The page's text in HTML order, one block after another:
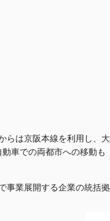
らは京阪本線を利用し、大
車での両都市への移動も
事業展開する企業の統括拠